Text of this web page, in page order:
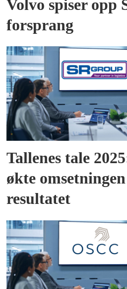
Volvo spiser opp
forsprang
Tallenes tale
økte
resultatet